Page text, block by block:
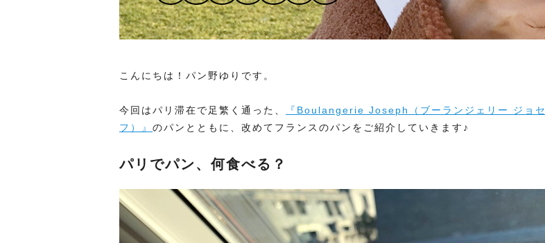
こんにちは！パン野ゆりです。
今回はパリ滞在で足繁く通った、
『Boulangerie Joseph（ブーランジェリー ジョセ
フ）』 のパンとともに、改めてフランスのパンをご紹介していきます♪
パリでパン、何食べる？